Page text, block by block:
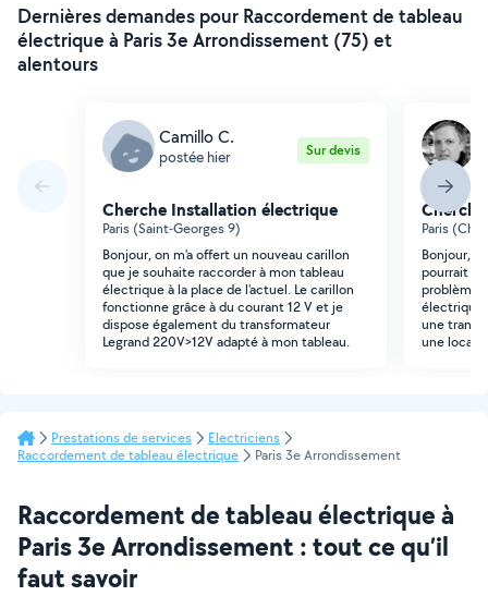
Dernières demandes pour Raccordement de tableau
électrique à Paris 3e Arrondissement (75) et
alentours
Camillo C.
postée hier Sur devis
Cherche Installation électrique
Paris (Saint-Georges 9)
Bonjour, on m'a offert un nouveau carillon
que je souhaite raccorder à mon tableau
électrique à la place de l'actuel. Le carillon
fonctionne grâce à du courant 12 V et je
dispose également du transformateur
Legrand 220V>12V adapté à mon tableau.
Paris
Bonjour,
pourrait
problème
électrique
une
une
Prestations de services
Electriciens
Raccordement de tableau électrique
Paris 3e Arrondissement
Raccordement de tableau électrique à
Paris 3e Arrondissement : tout ce qu’il
faut savoir